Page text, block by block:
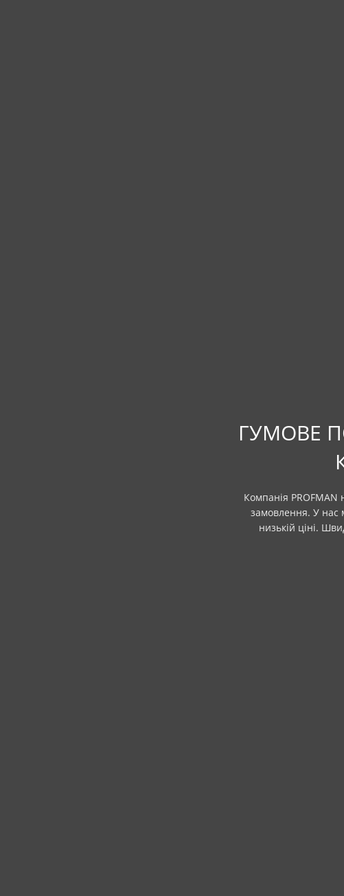
ГУМОВЕ
Компанія PROFMAN
замовлення. У нас
низькій ціні.